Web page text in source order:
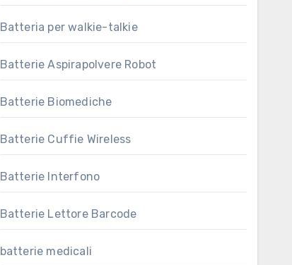
Batteria per walkie-talkie
Batterie Aspirapolvere Robot
Batterie Biomediche
Batterie Cuffie Wireless
Batterie Interfono
Batterie Lettore Barcode
batterie medicali